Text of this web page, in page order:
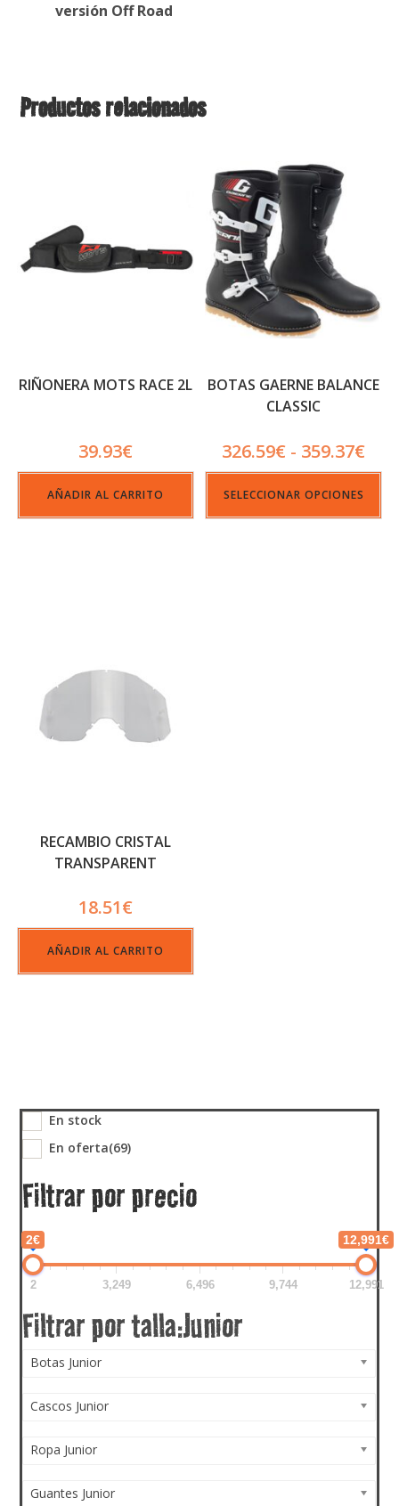
versión Off Road
Productos relacionados
RIÑONERA MOTS RACE 2L
39.93€
AÑADIR AL CARRITO
BOTAS GAERNE BALANCE
CLASSIC
326.59€ - 359.37€
SELECCIONAR OPCIONES
RECAMBIO CRISTAL
TRANSPARENT
18.51€
AÑADIR AL CARRITO
En stock
En oferta(69)
Filtrar por precio
2€ 12,991€
2 3,249 6,496 9,744 12,991
Botas Junior
Cascos Junior
Ropa Junior
Guantes Junior